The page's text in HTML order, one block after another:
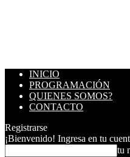
INICIO
PROGRAMACIÓN
QUIENES SOMOS?
CONTACTO
Registrarse
¡Bienvenido! Ingresa en tu
tu